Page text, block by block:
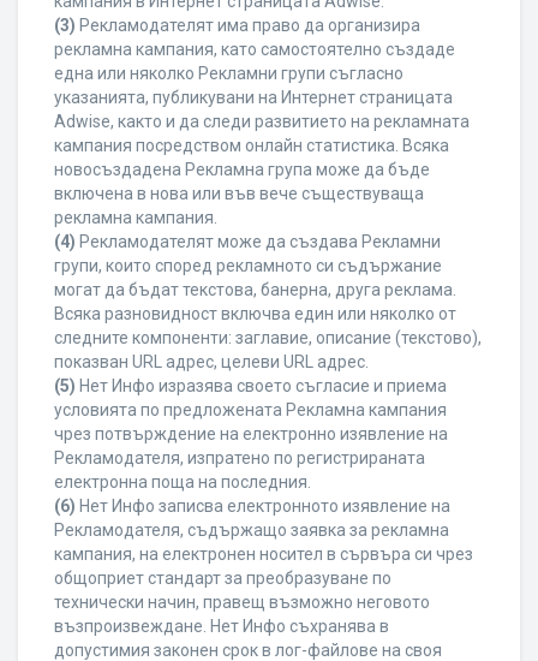
(3) Рекламодателят има право да организира
рекламна кампания, като самостоятелно създаде
една или няколко Рекламни групи съгласно
указанията, публикувани на Интернет страницата
Adwise, както и да следи развитието на рекламната
кампания посредством онлайн статистика. Всяка
новосъздадена Рекламна група може да бъде
включена в нова или във вече съществуваща
рекламна кампания.
(4) Рекламодателят може да създава Рекламни
групи, които според рекламното си съдържание
могат да бъдат текстова, банерна, друга реклама.
Всяка разновидност включва един или няколко от
следните компоненти: заглавие, описание (текстово),
показван URL адрес, целеви URL адрес.
(5) Нет Инфо изразява своето съгласие и приема
условията по предложената Рекламна кампания
чрез потвърждение на електронно изявление на
Рекламодателя, изпратено по регистрираната
електронна поща на последния.
(6) Нет Инфо записва електронното изявление на
Рекламодателя, съдържащо заявка за рекламна
кампания, на електронен носител в сървъра си чрез
общоприет стандарт за преобразуване по
технически начин, правещ възможно неговото
възпроизвеждане. Нет Инфо съхранява в
допустимия законен срок в лог-файлове на своя